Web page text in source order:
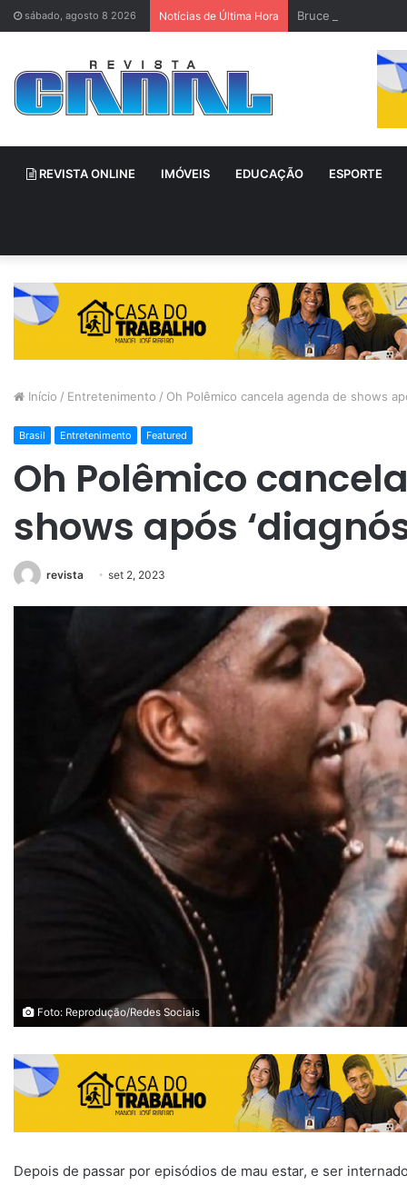
sábado, agosto 8 2026 Notícias de Última Hora Bruce Willis é
REVISTA ONLINE IMÓVEIS EDUCAÇÃO ESPORTE
Início / Entretenimento / Oh Polêmico cancela agenda de shows
Brasil Entretenimento Featured
Oh Polêmico
shows após
revista set 2, 2023
Foto: Reprodução/Redes Sociais
Depois de passar por episódios de mau estar, e ser